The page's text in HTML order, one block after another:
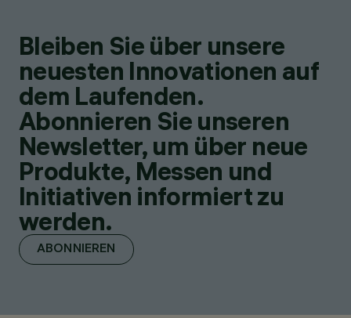
Bleiben Sie über unsere
neuesten Innovationen auf
dem Laufenden.
Abonnieren Sie unseren
Newsletter, um über neue
Produkte, Messen und
Initiativen informiert zu
werden.
ABONNIEREN